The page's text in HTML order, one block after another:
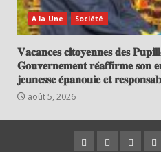
A la Une Société
𝐕𝐚𝐜𝐚𝐧𝐜𝐞𝐬 𝐜𝐢𝐭𝐨𝐲𝐞𝐧𝐧𝐞𝐬 𝐝𝐞𝐬
𝐆𝐨𝐮𝐯𝐞𝐫𝐧𝐞𝐦𝐞𝐧𝐭 𝐫𝐞́𝐚𝐟𝐟𝐢𝐫𝐦𝐞 𝐬𝐨𝐧
𝐣𝐞𝐮𝐧𝐞𝐬𝐬𝐞 𝐞́𝐩𝐚𝐧𝐨𝐮𝐢𝐞 𝐞𝐭
août 5, 2026
Politique
A Faits